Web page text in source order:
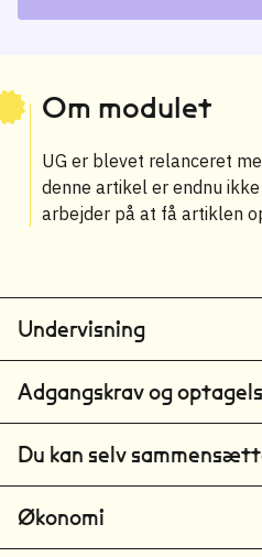
Om modulet
UG er blevet relanceret
denne artikel er endnu
arbejder på at få artiklen
Undervisning
Adgangskrav og
Du kan selv
Økonomi